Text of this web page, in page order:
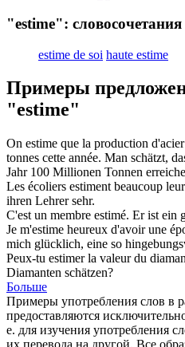
"estime": словосочетания
estime de soi haute estime
Примеры
"estime"
On estime que la production
tonnes cette année. Man schätzt,
Jahr 100 Millionen Tonnen
Les écoliers estiment beaucoup
ihren Lehrer sehr.
C'est un membre estimé. Er ist ein
Je m'estime heureux d'avoir une
mich glücklich, eine so
Peux-tu estimerla valeur du
Diamanten schätzen?
Больше
Примеры употребления слов в
предоставляются
е. для изучения употребления